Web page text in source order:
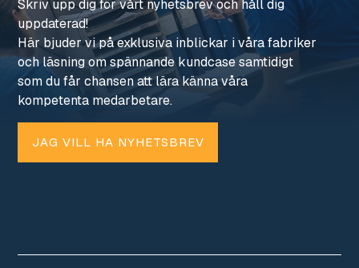
Skriv upp dig för vårt nyhetsbrev och håll dig
uppdaterad!
Här bjuder vi på exklusiva inblickar i våra fabriker
och läsning om spännande kundcase samtidigt
som du får chansen att lära känna våra
kompetenta medarbetare.
JAG VILL HA NYHETSBREV